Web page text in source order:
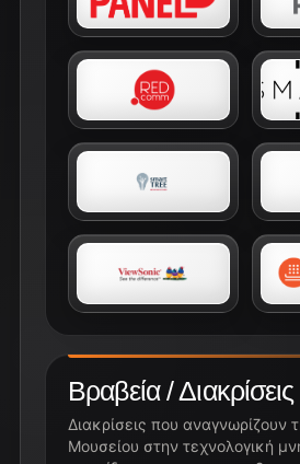
Βραβεία / Διακρίσεις
Διακρίσεις που αναγνωρίζουν
Μουσείου στην τεχνολογική